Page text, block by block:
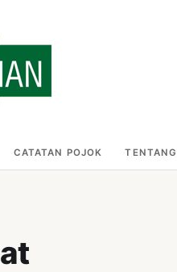
CATATAN POJOK